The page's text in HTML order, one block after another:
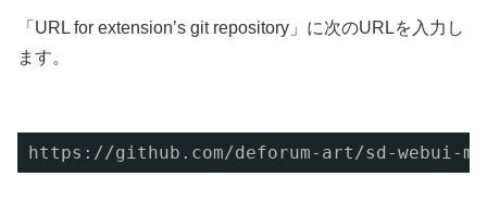
「URL for extension’s git repository」に次のURLを入力し
ます。
https://github.com/deforum-art/sd-webui-